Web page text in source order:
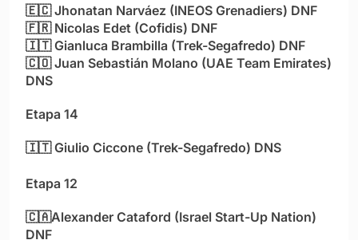
🇪🇨Jhonatan Narváez (INEOS Grenadiers) DNF
🇫🇷Nicolas Edet (Cofidis) DNF
🇮🇹Gianluca Brambilla (Trek-Segafredo) DNF
🇨🇴Juan Sebastián Molano (UAE Team Emirates)
DNS
Etapa 14
🇮🇹Giulio Ciccone (Trek-Segafredo) DNS
Etapa 12
🇨🇦Alexander Cataford (Israel Start-Up Nation)
DNF